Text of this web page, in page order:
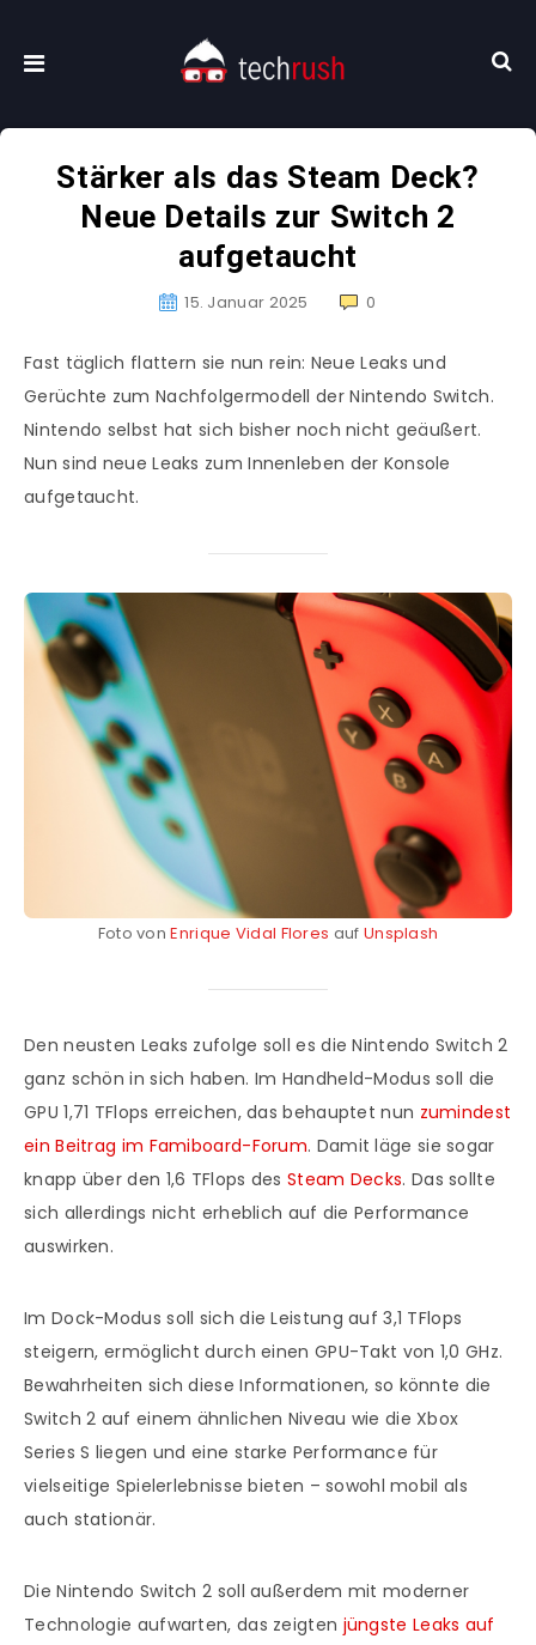
Stärker als das Steam Deck?
Neue Details zur Switch 2
aufgetaucht
15. Januar 2025 0
Fast täglich flattern sie nun rein: Neue Leaks und
Gerüchte zum Nachfolgermodell der Nintendo Switch.
Nintendo selbst hat sich bisher noch nicht geäußert.
Nun sind neue Leaks zum Innenleben der Konsole
aufgetaucht.
Foto vonEnrique Vidal Flores auf Unsplash
Den neusten Leaks zufolge soll es die Nintendo Switch 2
ganz schön in sich haben. Im Handheld-Modus soll die
GPU 1,71 TFlops erreichen, das behauptet nun zumindest
ein Beitrag im Famiboard-Forum. Damit läge sie sogar
knapp über den 1,6 TFlops desSteam Decks. Das sollte
sich allerdings nicht erheblich auf die Performance
auswirken.
Im Dock-Modus soll sich die Leistung auf 3,1 TFlops
steigern, ermöglicht durch einen GPU-Takt von 1,0 GHz.
Bewahrheiten sich diese Informationen, so könnte die
Switch 2 auf einem ähnlichen Niveau wie die Xbox
Series S liegen und eine starke Performance für
vielseitige Spielerlebnisse bieten – sowohl mobil als
auch stationär.
Die Nintendo Switch 2 soll außerdem mit moderner
Technologie aufwarten, das zeigten jüngste Leaks auf